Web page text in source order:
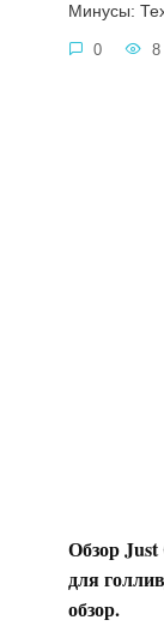
Минусы:
0 8
Обзор
для
обзор.